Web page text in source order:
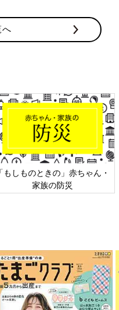
「もしものときの」赤ちゃん・
家族の防災